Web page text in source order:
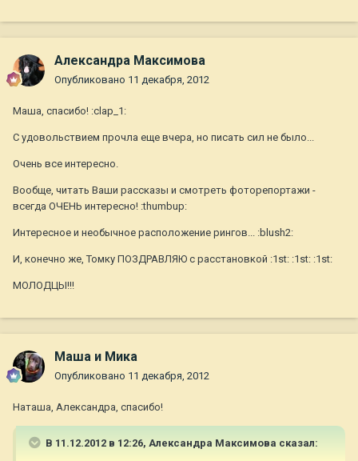
Александра Максимова
Опубликовано 11 декабря, 2012
Маша, спасибо! :clap_1:
С удовольствием прочла еще вчера, но писать сил не было...
Очень все интересно.
Вообще, читать Ваши рассказы и смотреть фоторепортажи -
всегда ОЧЕНЬ интересно! :thumbup:
Интересное и необычное расположение рингов... :blush2:
И, конечно же, Томку ПОЗДРАВЛЯЮ с расстановкой :1st: :1st: :1st:
МОЛОДЦЫ!!!
Маша и Мика
Опубликовано 11 декабря, 2012
Наташа, Александра, спасибо!
В 11.12.2012 в 12:26, Александра Максимова сказал: